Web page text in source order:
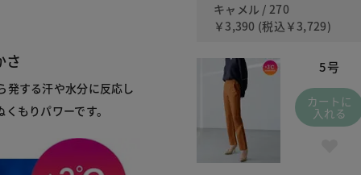
さ
発する汗や水分に反応し
もりパワーです。
キャメル / 270
￥3,390 (税込 ￥3,729)
5号
カートに
入れる